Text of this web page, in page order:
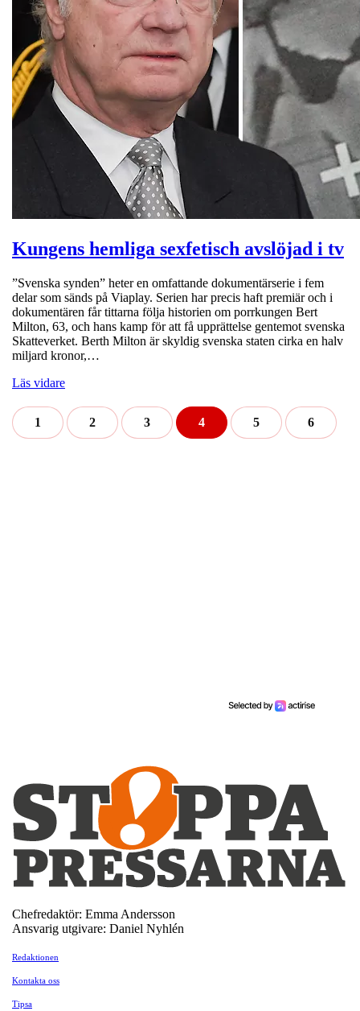
Kungens hemliga sexfetisch avslöjad i tv
”Svenska synden” heter en omfattande dokumentärserie i fem
delar som sänds på Viaplay. Serien har precis haft premiär och i
dokumentären får tittarna följa historien om porrkungen Bert
Milton, 63, och hans kamp för att få upprättelse gentemot svenska
Skatteverket. Berth Milton är skyldig svenska staten cirka en halv
miljard kronor,…
Läs vidare
1 2 3 4 5 6
Chefredaktör: Emma Andersson
Ansvarig utgivare: Daniel Nyhlén
Redaktionen
Kontakta oss
Tipsa